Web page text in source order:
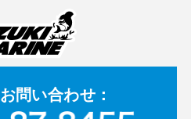
お問い合わせ：